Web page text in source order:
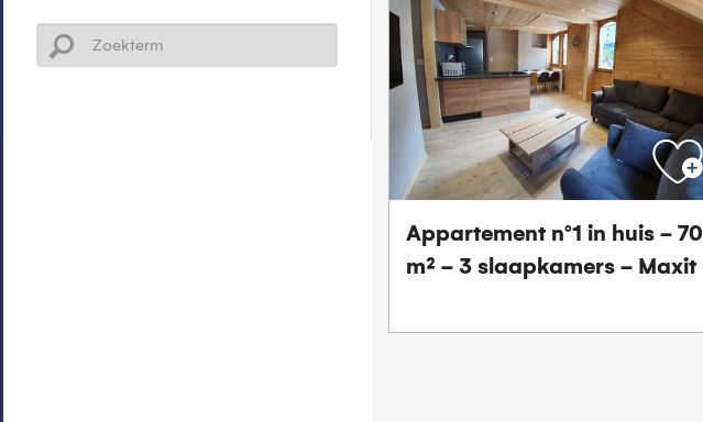
Appartement n°1 in huis - 70
m² - 3 slaapkamers - Maxit